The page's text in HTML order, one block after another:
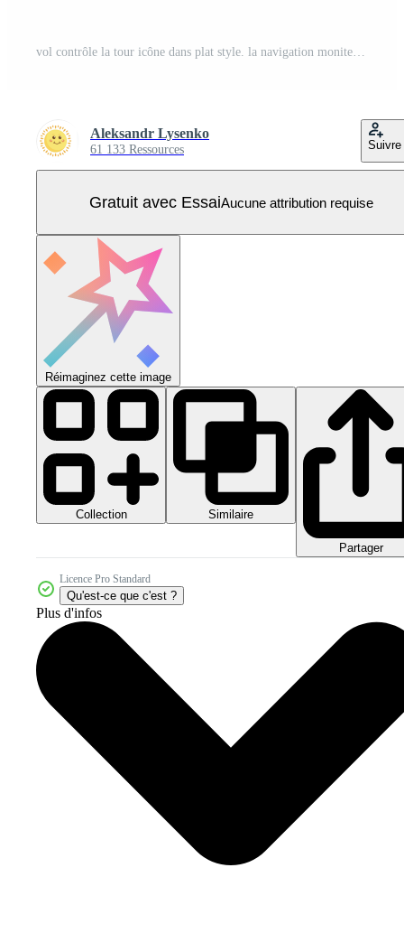
vol contrôle la tour icône dans plat style. la navigation moniteur vecteur illustration sur isolé Contexte. aéroport bâtiment signe affaires concept. Vecteur Pro
Aleksandr Lysenko
61 133 Ressources Suivre
Gratuit avec EssaiAucune attribution requise
Réimaginez cette image
Collection Similaire
Partager
Licence Pro Standard
Qu'est-ce que c'est ?
Plus d'infos